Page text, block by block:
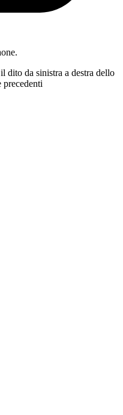
dito da sinistra a destra dello
precedenti